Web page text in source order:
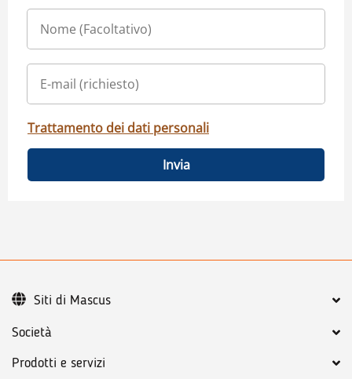
Trattamento dei dati personali
Invia
Società
Prodotti e servizi
Siti di Mascus